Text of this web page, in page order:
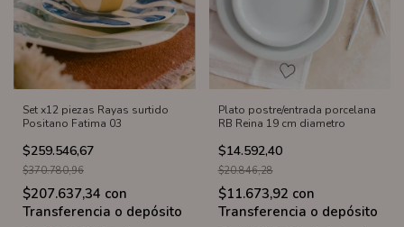
Set x12 piezas Rayas surtido
Positano Fatima 03
$259.546,67
$370.780,96
$207.637,34 con
Transferencia o depósito
Plato postre/entrada porcelana
RB Reina 19 cm diametro
$14.592,40
$20.846,28
$11.673,92 con
Transferencia o depósito